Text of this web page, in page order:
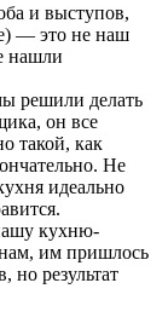
и выступов,
— это не наш
нашли
решили делать
он все
такой, как
Не
идеально
кухню-
им пришлось
но результат